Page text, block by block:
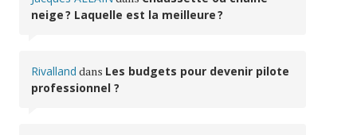
neige ? Laquelle est la meilleure ?
Rivalland dans Les budgets pour devenir pilote
professionnel ?